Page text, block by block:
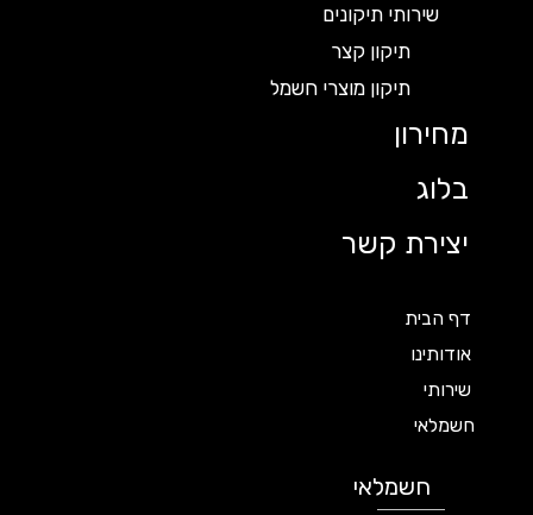
שירותי תיקונים
תיקון קצר
תיקון מוצרי חשמל
מחירון
בלוג
יצירת קשר
דף הבית
אודותינו
שירותי
חשמלאי
חשמלאי